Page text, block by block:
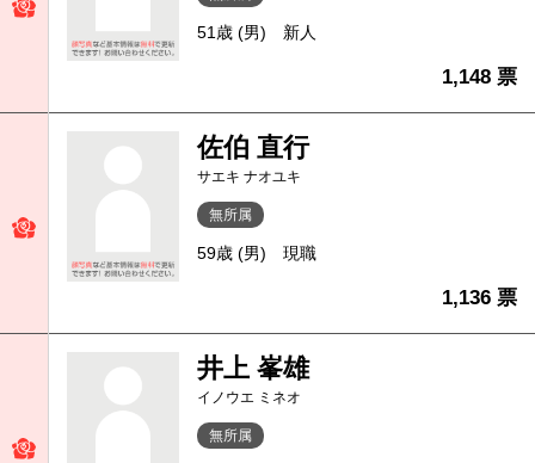
51歳 (男) 新人
1,148 票
佐伯 直行
サエキ ナオユキ
無所属
59歳 (男) 現職
1,136 票
井上 峯雄
イノウエ ミネオ
無所属